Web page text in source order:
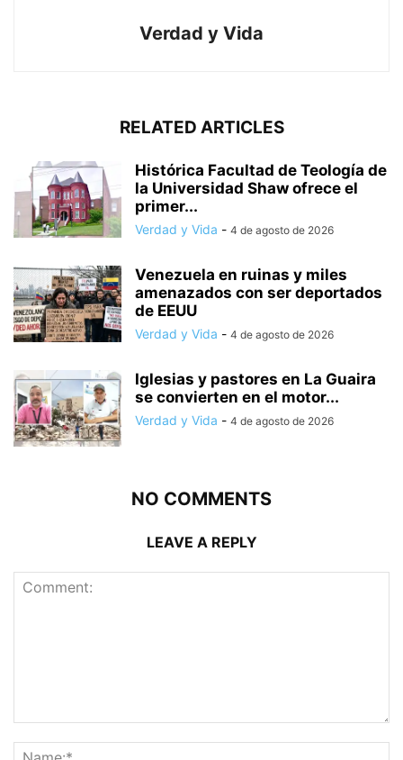
Verdad y Vida
RELATED ARTICLES
Histórica Facultad de Teología de
la Universidad Shaw ofrece el
primer...
Verdad y Vida - 4 de agosto de 2026
Venezuela en ruinas y miles
amenazados con ser deportados
de EEUU
Verdad y Vida - 4 de agosto de 2026
Iglesias y pastores en La Guaira
se convierten en el motor...
Verdad y Vida - 4 de agosto de 2026
NO COMMENTS
LEAVE A REPLY